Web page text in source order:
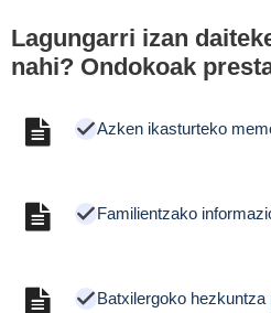
Lagungarri izan
nahi? Ondokoak
Azken ikasturteko
Familientzako
Batxilergoko hezkuntza